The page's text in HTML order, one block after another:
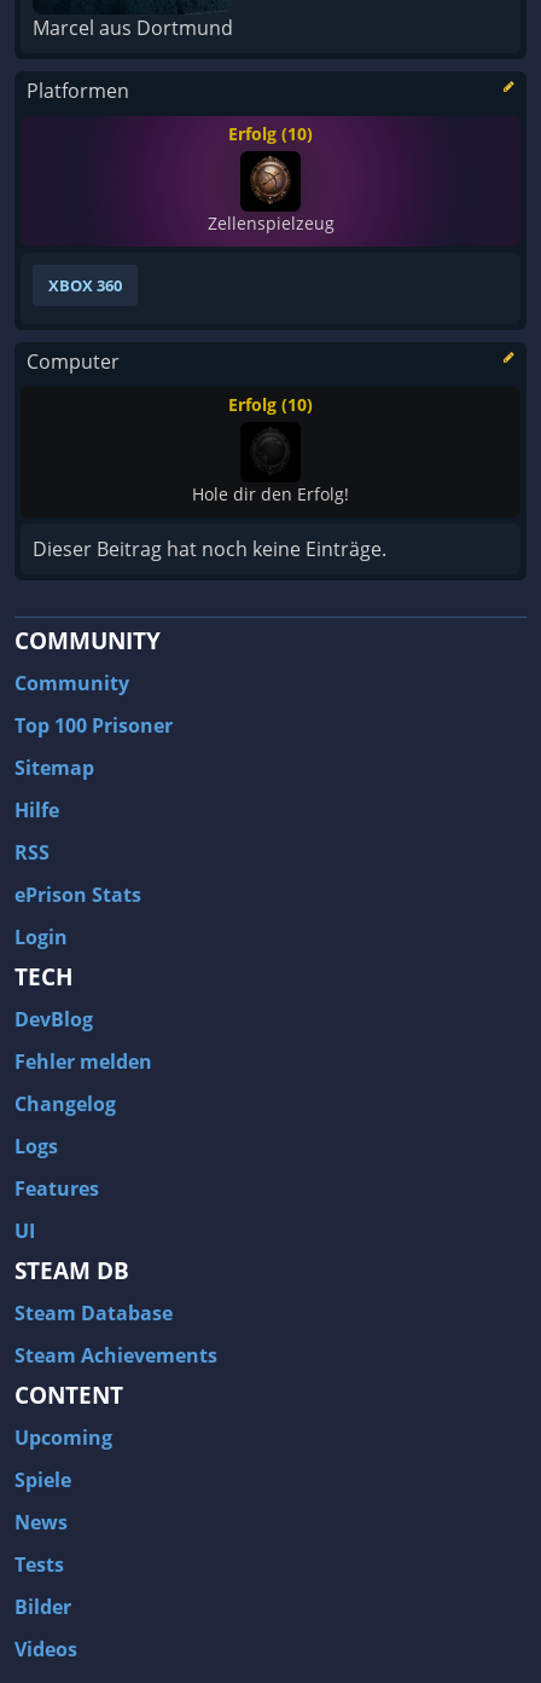
Marcel aus Dortmund
Platformen
Erfolg (10)
Zellenspielzeug
XBOX 360
Computer
Erfolg (10)
Hole dir den Erfolg!
Dieser Beitrag hat noch keine Einträge.
COMMUNITY
Community
Top 100 Prisoner
Sitemap
Hilfe
RSS
ePrison Stats
Login
TECH
DevBlog
Fehler melden
Changelog
Logs
Features
UI
STEAM DB
Steam Database
Steam Achievements
CONTENT
Upcoming
Spiele
News
Tests
Bilder
Videos